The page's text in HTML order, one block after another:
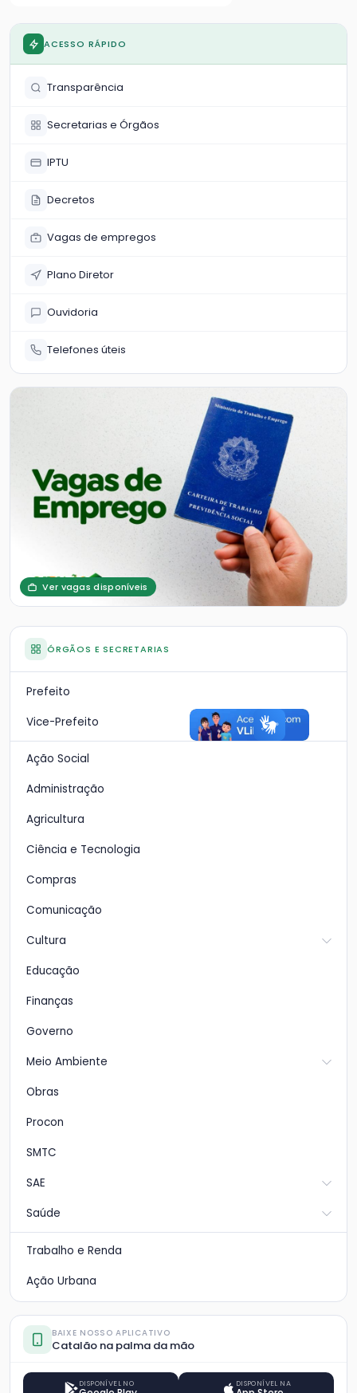
ACESSO RÁPIDO
Transparência
Secretarias e Órgãos
IPTU
Decretos
Vagas de empregos
Plano Diretor
Ouvidoria
Telefones úteis
Ver vagas disponíveis
ÓRGÃOS E SECRETARIAS
Prefeito
Vice-Prefeito
Ação Social
Administração
Agricultura
Ciência e Tecnologia
Compras
Comunicação
Cultura
Educação
Finanças
Governo
Meio Ambiente
Obras
Procon
SMTC
SAE
Saúde
Trabalho e Renda
Ação Urbana
BAIXE NOSSO APLICATIVO
Catalão na palma da mão
DISPONÍVEL NO DISPONÍVEL NA